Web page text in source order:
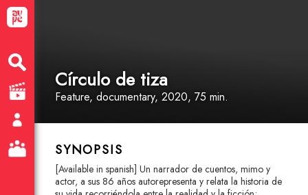
Círculo de tiza
Feature, documentary, 2020, 75 min.
SYNOPSIS
[Available in spanish] Un narrador de cuentos, mimo y
actor, a sus 86 años autorepresenta y relata la historia de